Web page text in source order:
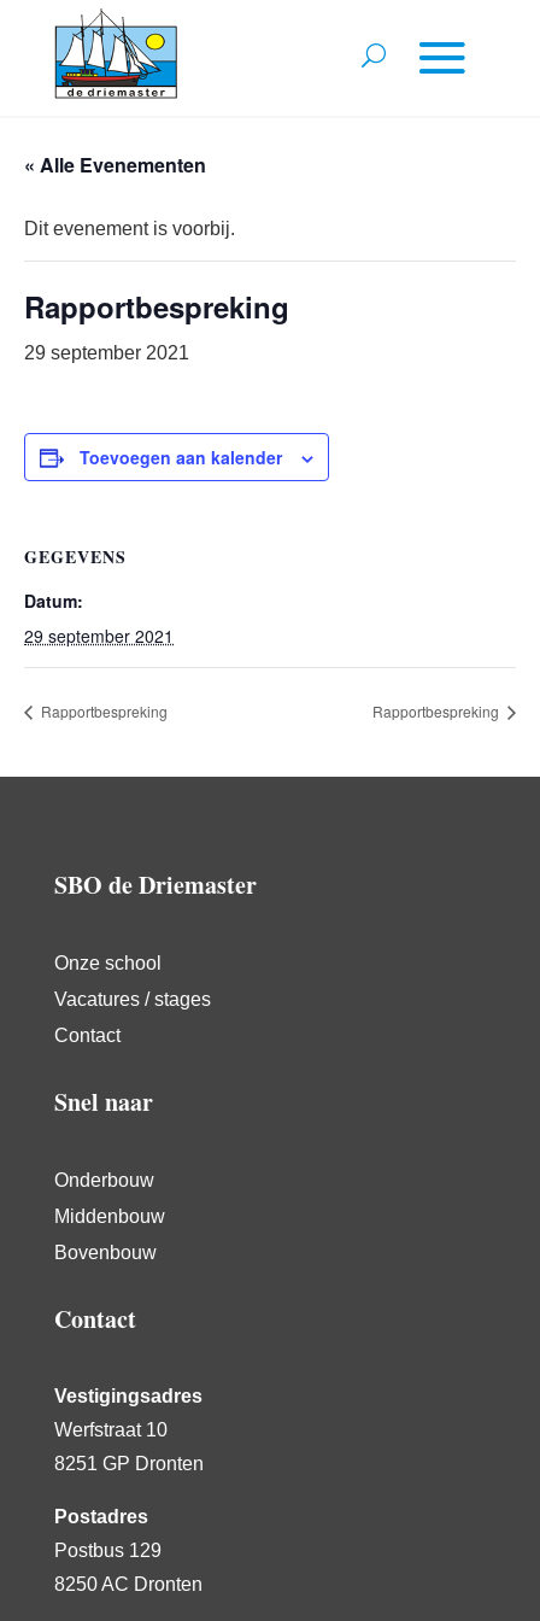
« Alle Evenementen
Dit evenement is voorbij.
Rapportbespreking
29 september 2021
Toevoegen aan kalender
GEGEVENS
Datum:
29 september 2021
Rapportbespreking Rapportbespreking
SBO de Driemaster
Onze school
Vacatures / stages
Contact
Snel naar
Onderbouw
Middenbouw
Bovenbouw
Contact
Vestigingsadres
Werfstraat 10
8251 GP Dronten
Postadres
Postbus 129
8250 AC Dronten